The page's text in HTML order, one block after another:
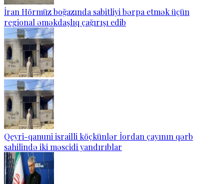
İran Hörmüz boğazında sabitliyi bərpa etmək üçün
regional əməkdaşlıq çağırışı edib
Qeyri-qanuni israilli köçkünlər İordan çayının qərb
sahilində iki məscidi yandırıblar